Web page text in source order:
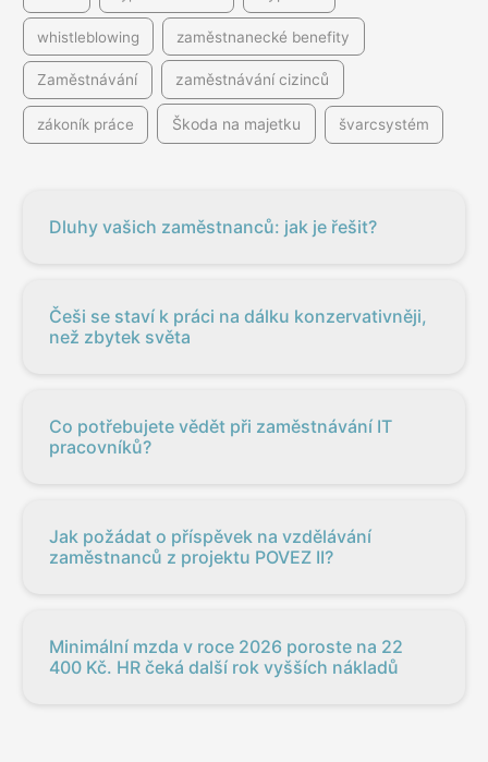
whistleblowing zaměstnanecké benefity
Zaměstnávání zaměstnávání cizinců
zákoník práce Škoda na majetku švarcsystém
Dluhy vašich zaměstnanců: jak je řešit?
Češi se staví k práci na dálku konzervativněji,
než zbytek světa
Co potřebujete vědět při zaměstnávání IT
pracovníků?
Jak požádat o příspěvek na vzdělávání
zaměstnanců z projektu POVEZ II?
Minimální mzda v roce 2026 poroste na 22
400 Kč. HR čeká další rok vyšších nákladů